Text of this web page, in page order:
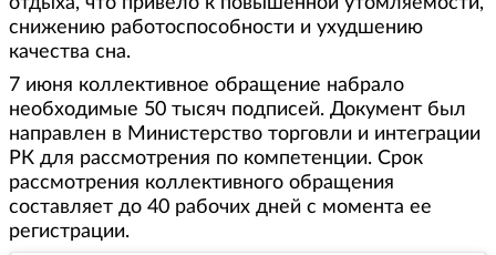
снижению работоспособности и ухудшению
качества сна.
7 июня коллективное обращение набрало
необходимые 50 тысяч подписей. Документ был
направлен в Министерство торговли и интеграции
РК для рассмотрения по компетенции. Срок
рассмотрения коллективного обращения
составляет до 40 рабочих дней с момента ее
регистрации.